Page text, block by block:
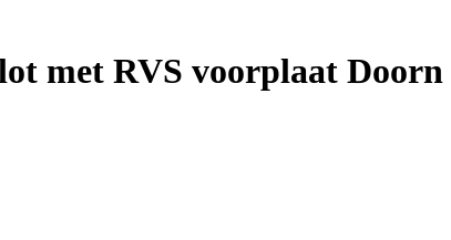
met RVS voorplaat